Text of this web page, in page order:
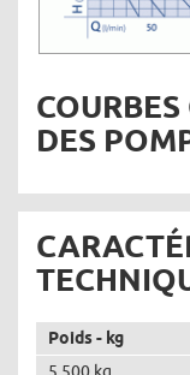
DES
Poids - kg